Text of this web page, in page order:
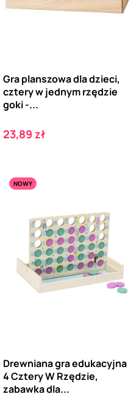
Gra planszowa dla dzieci,
cztery w jednym rzędzie
goki -...
Cena
23,89 zł
NOWY
Drewniana gra edukacyjna
4 Cztery W Rzędzie,
zabawka dla...